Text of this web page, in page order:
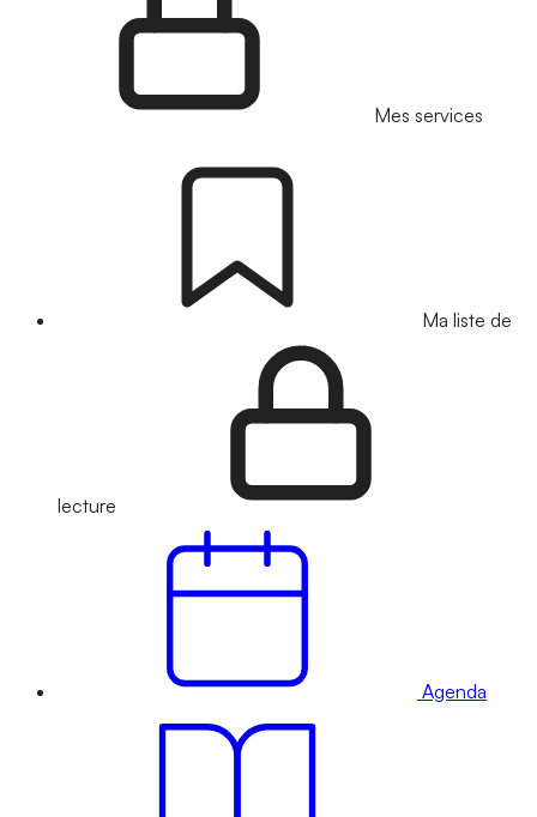
Mes services
Ma liste de
lecture
Agenda